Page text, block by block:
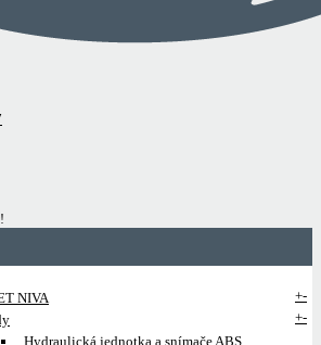
NIVA
+-
+-
Hydraulická jednotka a snímače ABS